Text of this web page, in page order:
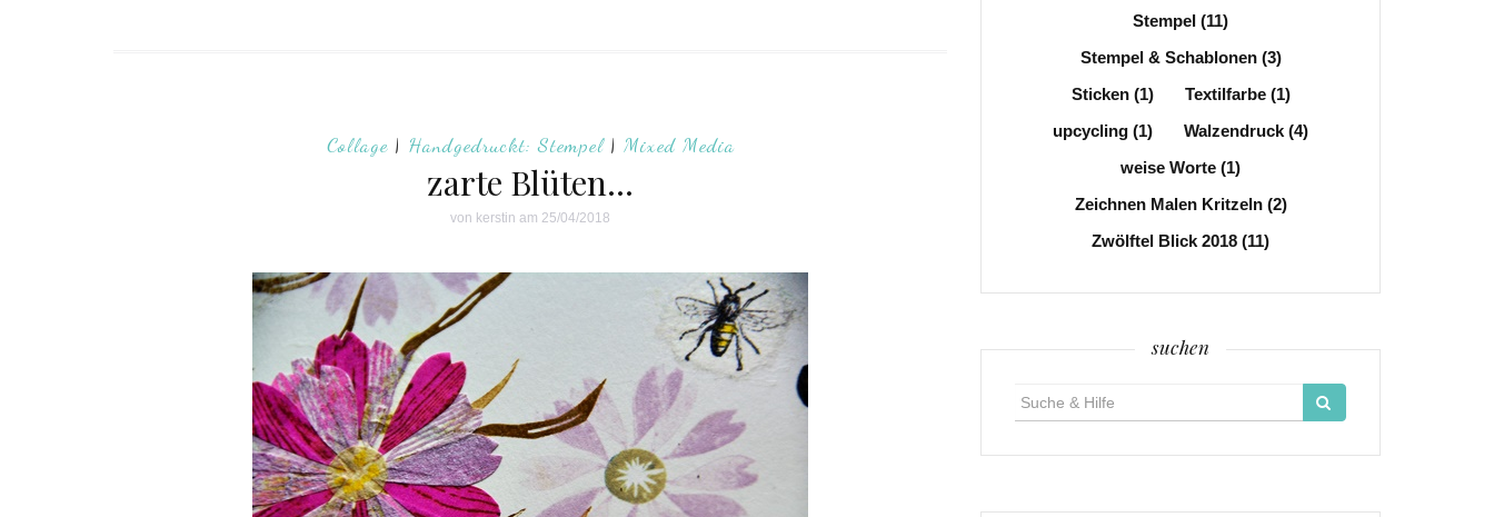
Collage| Handgedruckt: Stempel| Mixed Media
zarte Blüten…
von kerstin am 25/04/2018
Stempel (11)
Stempel & Schablonen(3)
Sticken(1) Textilfarbe(1)
upcycling (1) Walzendruck (4)
weise Worte (1)
Zeichnen Malen Kritzeln(2)
Zwölftel Blick 2018 (11)
suchen